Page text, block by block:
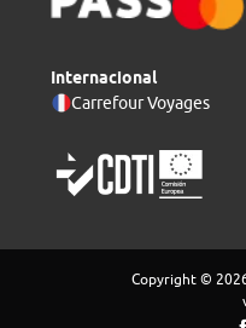
Internacional
Carrefour Voyages
Copyright ©